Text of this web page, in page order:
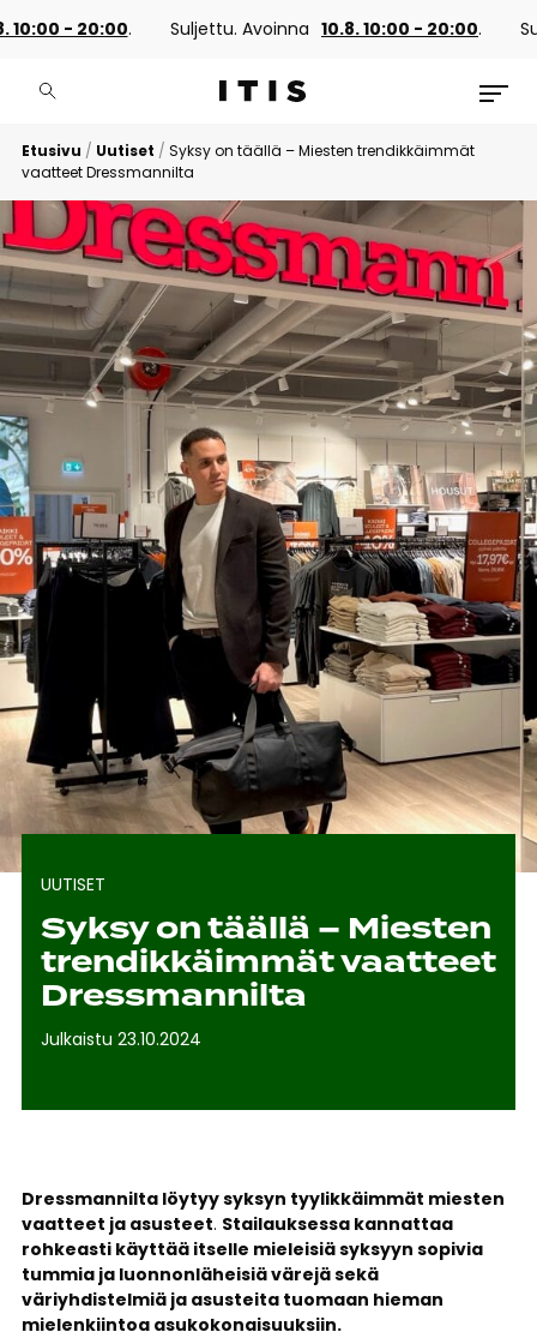
- 20:00. Suljettu. Avoinna 10.8. 10:00 - 20:00.
Etusivu / Uutiset / Syksy on täällä – Miesten trendikkäimmät
vaatteet Dressmannilta
Syksy on täällä – Miesten
trendikkäimmät vaatteet
Dressmannilta
UUTISET
Julkaistu 23.10.2024
Dressmannilta löytyy syksyn tyylikkäimmät miesten
vaatteet ja asusteet. Stailauksessa kannattaa
rohkeasti käyttää itselle mieleisiä syksyyn sopivia
tummia ja luonnonläheisiä värejä sekä
väriyhdistelmiä ja asusteita tuomaan hieman
mielenkiintoa asukokonaisuuksiin.